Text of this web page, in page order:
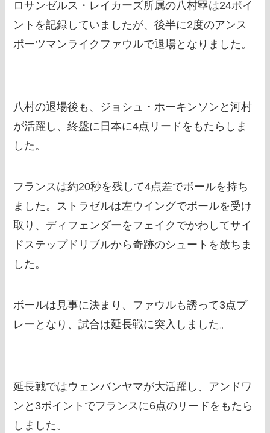
ロサンゼルス・レイカーズ所属の八村塁は24ポイ
ントを記録していましたが、後半に2度のアンス
ポーツマンライクファウルで退場となりました。
八村の退場後も、ジョシュ・ホーキンソンと河村
が活躍し、終盤に日本に4点リードをもたらしま
した。
フランスは約20秒を残して4点差でボールを持ち
ました。ストラゼルは左ウイングでボールを受け
取り、ディフェンダーをフェイクでかわしてサイ
ドステップドリブルから奇跡のシュートを放ちま
した。
ボールは見事に決まり、ファウルも誘って3点プ
レーとなり、試合は延長戦に突入しました。
延長戦ではウェンバンヤマが大活躍し、アンドワ
ンと3ポイントでフランスに6点のリードをもたら
しました。